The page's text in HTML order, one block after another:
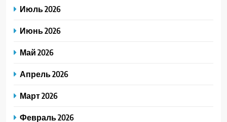
Июль 2026
Июнь 2026
Май 2026
Апрель 2026
Март 2026
Февраль 2026